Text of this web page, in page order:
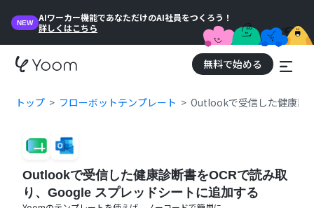
NEW
AIワーカー機能であなただけのAI社員をつくろう！
詳しくはこちら
無料で始める
トップ フローボットテンプレート Outlookで受信した健康診
Outlookで受信した健康診断書をOCRで読み取
り、Google スプレッドシートに追加する